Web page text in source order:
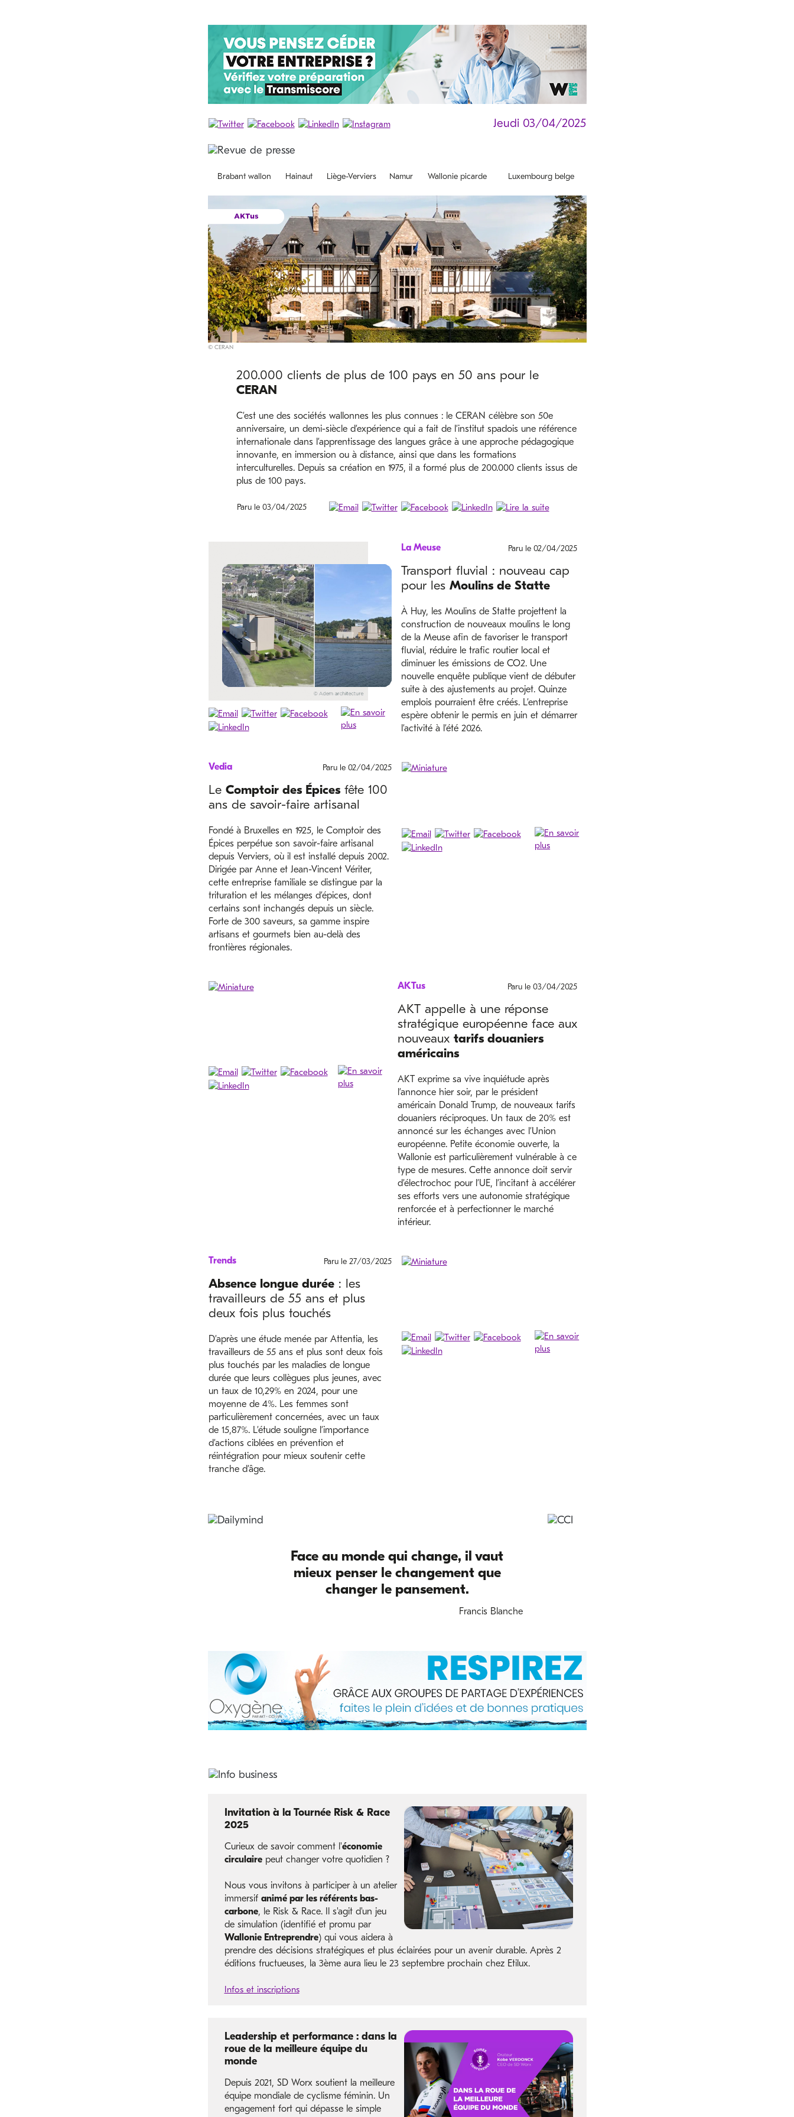
Jeudi 03/04/2025
Brabant wallon Hainaut Liège-Verviers Namur Wallonie picarde Luxembourg belge
© CERAN
200.000 clients de plus de 100 pays en 50 ans pour le
CERAN
C’est une des sociétés wallonnes les plus connues : le CERAN célèbre son 50e
anniversaire, un demi-siècle d’expérience qui a fait de l’institut spadois une référence
internationale dans l’apprentissage des langues grâce à une approche pédagogique
innovante, en immersion ou à distance, ainsi que dans les formations
interculturelles. Depuis sa création en 1975, il a formé plus de 200.000 clients issus de
plus de 100 pays.
Paru le 03/04/2025
La Meuse Paru le 02/04/2025
Transport fluvial : nouveau cap
pour les Moulins de Statte
À Huy, les Moulins de Statte projettent la
construction de nouveaux moulins le long
de la Meuse afin de favoriser le transport
fluvial, réduire le trafic routier local et
diminuer les émissions de CO2. Une
nouvelle enquête publique vient de débuter
suite à des ajustements au projet. Quinze
emplois pourraient être créés. L’entreprise
espère obtenir le permis en juin et démarrer
l’activité à l’été 2026.
Vedia Paru le 02/04/2025
Le Comptoir des Épicesfête 100
ans de savoir-faire artisanal
Fondé à Bruxelles en 1925, le Comptoir des
Épices perpétue son savoir-faire artisanal
depuis Verviers, où il est installé depuis 2002.
Dirigée par Anne et Jean-Vincent Vériter,
cette entreprise familiale se distingue par la
trituration et les mélanges d’épices, dont
certains sont inchangés depuis un siècle.
Forte de 300 saveurs, sa gamme inspire
artisans et gourmets bien au-delà des
frontières régionales.
AKTus Paru le 03/04/2025
AKT appelle à une réponse
stratégique européenne face aux
nouveaux tarifs douaniers
américains
AKT exprime sa vive inquiétude après
l’annonce hier soir, par le président
américain Donald Trump, de nouveaux tarifs
douaniers réciproques. Un taux de 20% est
annoncé sur les échanges avec l’Union
européenne. Petite économie ouverte, la
Wallonie est particulièrement vulnérable à ce
type de mesures. Cette annonce doit servir
d’électrochoc pour l’UE, l’incitant à accélérer
ses efforts vers une autonomie stratégique
renforcée et à perfectionner le marché
intérieur.
Trends Paru le 27/03/2025
Absence longue durée: les
travailleurs de 55 ans et plus
deux fois plus touchés
D’après une étude menée par Attentia, les
travailleurs de 55 ans et plus sont deux fois
plus touchés par les maladies de longue
durée que leurs collègues plus jeunes, avec
un taux de 10,29% en 2024, pour une
moyenne de 4%. Les femmes sont
particulièrement concernées, avec un taux
de 15,87%. L’étude souligne l’importance
d’actions ciblées en prévention et
réintégration pour mieux soutenir cette
tranche d’âge.
Face au monde qui change, il vaut
mieux penser le changement que
changer le pansement.
Francis Blanche
Invitation à la Tournée Risk & Race
2025
Curieux de savoir comment l'économie
circulairepeut changer votre quotidien ?
Nous vous invitons à participer à un atelier
immersif animé par les référents bas-
carbone, le Risk & Race. Il s'agit d'un jeu
de simulation (identifié et promu par
Wallonie Entreprendre) qui vous aidera à
prendre des décisions stratégiques et plus éclairées pour un avenir durable. Après 2
éditions fructueuses, la 3ème aura lieu le 23 septembre prochain chez Etilux.
Infos et inscriptions
Leadership et performance : dans la
roue de la meilleure équipe du
monde
Depuis 2021, SD Worx soutient la meilleure
équipe mondiale de cyclisme féminin. Un
engagement fort qui dépasse le simple